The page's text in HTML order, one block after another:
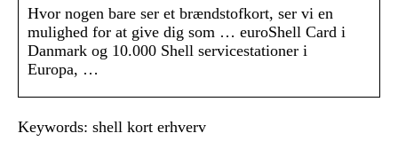
Hvor nogen bare ser et brændstofkort, ser vi en
mulighed for at give dig som … euroShell Card i
Danmark og 10.000 Shell servicestationer i
Europa, …
Keywords: shell kort erhverv